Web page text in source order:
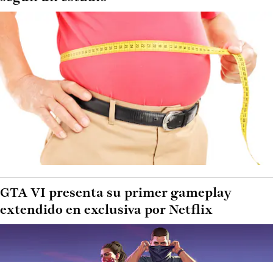
GTA VI presenta su primer gameplay
extendido en exclusiva por Netflix